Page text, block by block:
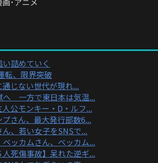
詰めていく
転、限界突破
通じない世代が現れ...
へ 一方で東日本は気温...
公モンキー・D・ルフ...
プさん、最大発行部数6...
ん、若い女子をSNSで...
ベッカムさん、ベッカム...
人死傷事故】呆れた逆ギ...